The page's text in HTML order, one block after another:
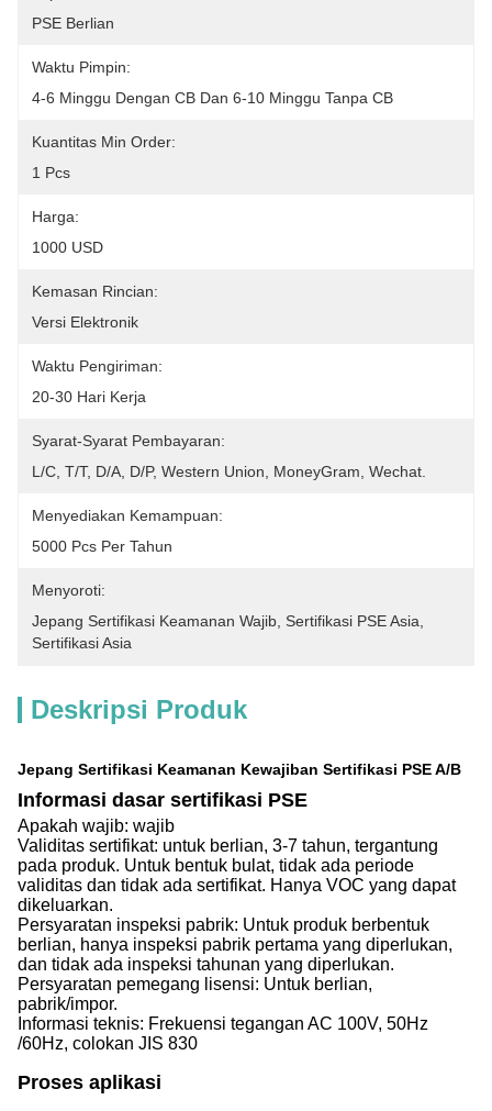
PSE Berlian
Waktu Pimpin:
4-6 Minggu Dengan CB Dan 6-10 Minggu Tanpa CB
Kuantitas Min Order:
1 Pcs
Harga:
1000 USD
Kemasan Rincian:
Versi Elektronik
Waktu Pengiriman:
20-30 Hari Kerja
Syarat-Syarat Pembayaran:
L/C, T/T, D/A, D/P, Western Union, MoneyGram, Wechat.
Menyediakan Kemampuan:
5000 Pcs Per Tahun
Menyoroti:
Jepang Sertifikasi Keamanan Wajib Sertifikasi PSE Asia
Sertifikasi Asia
Deskripsi Produk
Jepang Sertifikasi Keamanan Kewajiban Sertifikasi PSE A/B
Informasi dasar sertifikasi PSE
Apakah wajib: wajib
Validitas sertifikat: untuk berlian, 3-7 tahun, tergantung
pada produk. Untuk bentuk bulat, tidak ada periode
validitas dan tidak ada sertifikat. Hanya VOC yang dapat
dikeluarkan.
Persyaratan inspeksi pabrik: Untuk produk berbentuk
berlian, hanya inspeksi pabrik pertama yang diperlukan,
dan tidak ada inspeksi tahunan yang diperlukan.
Persyaratan pemegang lisensi: Untuk berlian,
pabrik/impor.
Informasi teknis: Frekuensi tegangan AC 100V, 50Hz
/60Hz, colokan JIS 830
Proses aplikasi